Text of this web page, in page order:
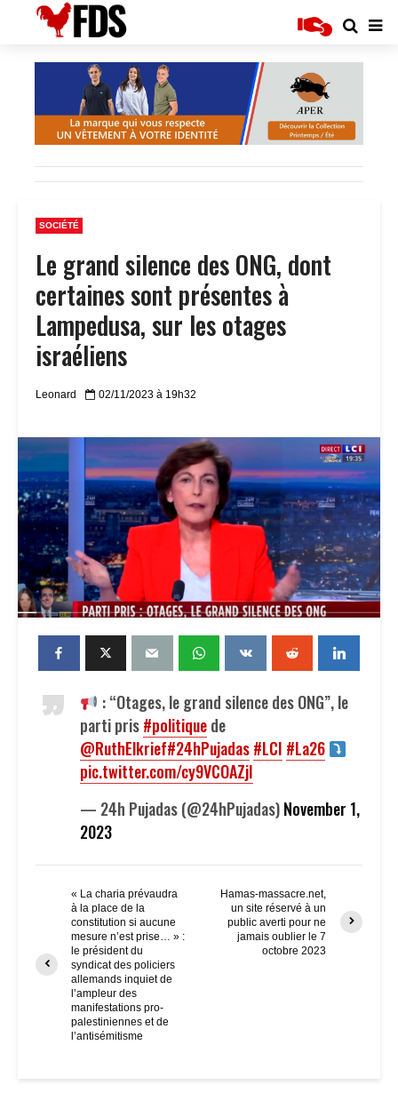
SOCIÉTÉ
Le grand silence des ONG, dont
certaines sont présentes à
Lampedusa, sur les otages
israéliens
Leonard 02/11/2023 à 19h32
: “Otages, le grand silence des ONG”, le
parti pris#politiquede
@RuthElkrief#24hPujadas#LCI #La26
pic.twitter.com/cy9VCOAZjI
— 24h Pujadas (@24hPujadas)November 1,
2023
« La charia prévaudra
à la place de la
constitution si aucune
mesure n’est prise… » :
le président du
syndicat des policiers
allemands inquiet de
l’ampleur des
manifestations pro-
palestiniennes et de
l’antisémitisme
Hamas-massacre.net,
un site réservé à un
public averti pour ne
jamais oublier le 7
octobre 2023